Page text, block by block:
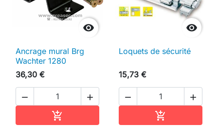

Ancrage mural Brg
Wachter 1280
36,30 €
 


Loquets de sécurité
15,73 €
 
